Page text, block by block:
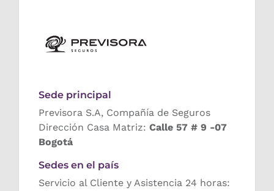
Sede principal
Previsora S.A, Compañía de Seguros
Dirección Casa Matriz: Calle 57 # 9 -07
Bogotá
Sedes en el país
Servicio al Cliente y Asistencia 24 horas: